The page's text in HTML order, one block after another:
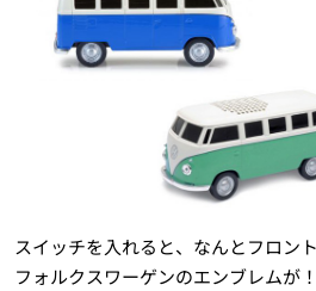
スイッチを入れると、なんとフロン
フォルクスワーゲンのエンブレムが